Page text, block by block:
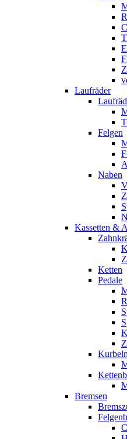
Laufräder
Felgen
Naben
Kassetten &
Ketten
Pedale
Bremsen